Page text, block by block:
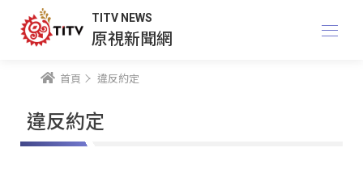
TITV NEWS
原視新聞網
首頁 違反約定
違反約定